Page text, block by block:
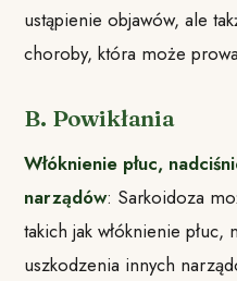
ustąpienie objawów, ale
choroby, która może
B. Powikłania
Włóknienie płuc,
narządów: Sarkoidoza
takich jak włóknienie
uszkodzenia innych